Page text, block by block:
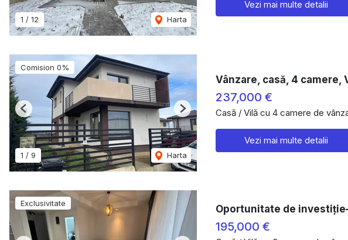
1 / 12 Harta
Vezi mai multe detalii
Comision 0%
1 / 9 Harta
Previous Next
Vânzare, casă, 4 camere,
237,000 €
Casă / Vilă cu 4 camere de
Vezi mai multe detalii
Exclusivitate
Oportunitate de
195,000 €